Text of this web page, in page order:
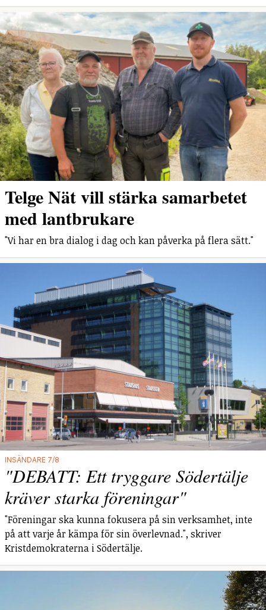
Telge Nät vill stärka samarbetet
med lantbrukare
"Vi har en bra dialog i dag och kan påverka på flera sätt."
INSÄNDARE 7/8
"DEBATT: Ett tryggare Södertälje
kräver starka föreningar"
"Föreningar ska kunna fokusera på sin verksamhet, inte
på att varje år kämpa för sin överlevnad.", skriver
Kristdemokraterna i Södertälje.